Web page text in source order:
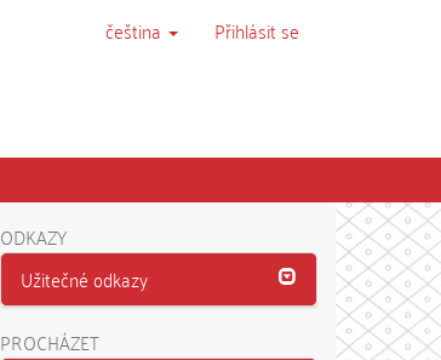
čeština Přihlásit se
ODKAZY
Užitečné odkazy
PROCHÁZET